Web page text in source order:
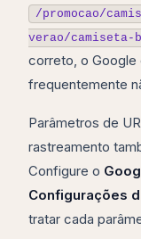
/promocao/
verao/camiseta-
correto, o
frequentemente
Parâmetros de
rastreamento
Configure o
Configurações
tratar cada